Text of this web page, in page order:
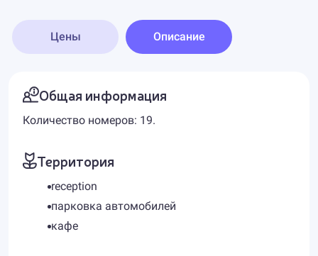
Цены Описание
Общая информация
Количество номеров: 19.
Территория
reception
парковка автомобилей
кафе